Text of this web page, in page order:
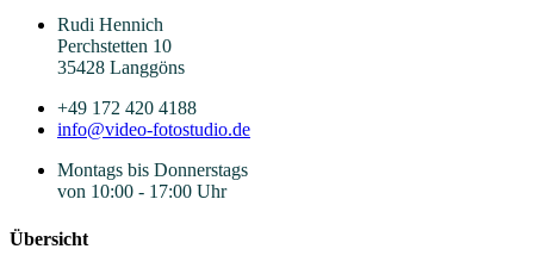
Rudi Hennich
Perchstetten 10
35428 Langgöns
+49 172 420 4188
info@video-fotostudio.de
Montags bis Donnerstags
von 10:00 - 17:00 Uhr
Übersicht